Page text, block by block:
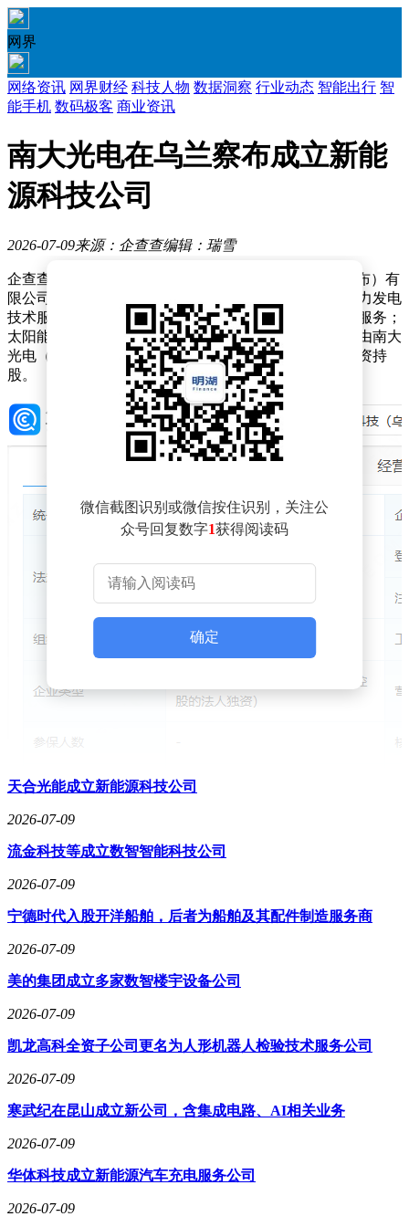
网界
网络资讯 网界财经 科技人物 数据洞察 行业动态 智能出行 智
能手机 数码极客 商业资讯
南大光电在乌兰察布成立新能
源科技公司
2026-07-09来源：企查查编辑：瑞雪
企查查APP显示，近日，南大光电新能源科技（乌兰察布）有
限公司成立，法定代表人为朱敏华，经营范围包含：风力发电
技术服务；电子产品销售；新材料技术研发；储能技术服务；
太阳能发电技术服务等。企查查股权穿透显示，该公司由南大
光电（300346）旗下南大光电（乌兰察布）有限公司全资持
股。
微信截图识别或微信按住识别，关注公
众号回复数字1获得阅读码
确定
天合光能成立新能源科技公司
2026-07-09
流金科技等成立数智智能科技公司
2026-07-09
宁德时代入股开洋船舶，后者为船舶及其配件制造服务商
2026-07-09
美的集团成立多家数智楼宇设备公司
2026-07-09
凯龙高科全资子公司更名为人形机器人检验技术服务公司
2026-07-09
寒武纪在昆山成立新公司，含集成电路、AI相关业务
2026-07-09
华体科技成立新能源汽车充电服务公司
2026-07-09